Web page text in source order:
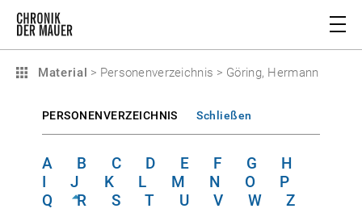
Material > Personenverzeichnis > Göring, Hermann
PERSONENVERZEICHNIS Schließen
A B C D E F G
H
I
J K L M N O
P
Q
R S T U V W Z